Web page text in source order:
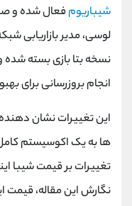
شیباریوم
لوسی، مدیر بازاریابی
نسخه بتا بازی بسته شده
انجام بروزرسانی برای
این تغییرات نشان
ها به یک اکوسیستم کامل
تغییرات بر قیمت شیبا